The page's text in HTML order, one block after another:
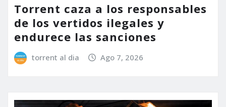
Torrent caza a los responsables
de los vertidos ilegales y
endurece las sanciones
torrent al dia Ago 7, 2026